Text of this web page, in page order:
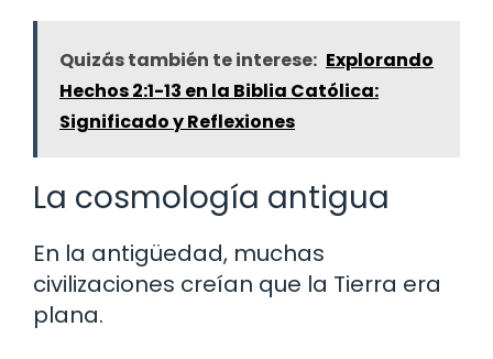
Quizás también te interese: Explorando
Hechos 2:1-13 en la Biblia Católica:
Significado y Reflexiones
La cosmología antigua
En la antigüedad, muchas
civilizaciones creían que la Tierra era
plana.